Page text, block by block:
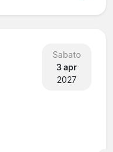
Sabato
3 apr
2027